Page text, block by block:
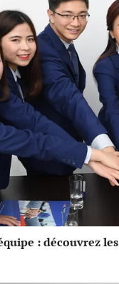
: découvrez